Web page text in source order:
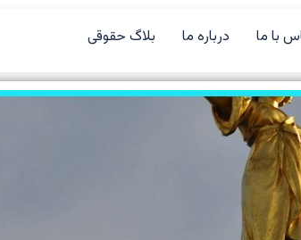
با ما درباره ما بلاگ حقوقی